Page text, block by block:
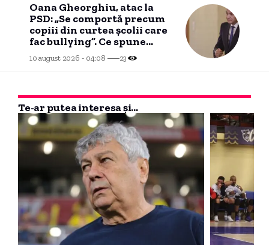
Oana Gheorghiu, atac la
PSD: „Se comportă precum
copiii din curtea școlii care
fac bullying”. Ce spune
despre alegerile anticipate
10 august 2026 - 04:08 23
Te-ar putea interesa și...